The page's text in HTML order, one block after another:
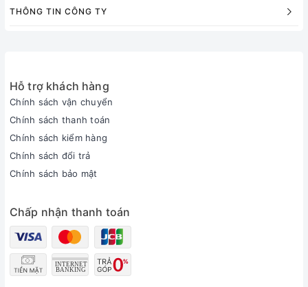
THÔNG TIN CÔNG TY
Hỗ trợ khách hàng
Chính sách vận chuyển
Chính sách thanh toán
Chính sách kiểm hàng
Chính sách đổi trả
Chính sách bảo mật
Chấp nhận thanh toán